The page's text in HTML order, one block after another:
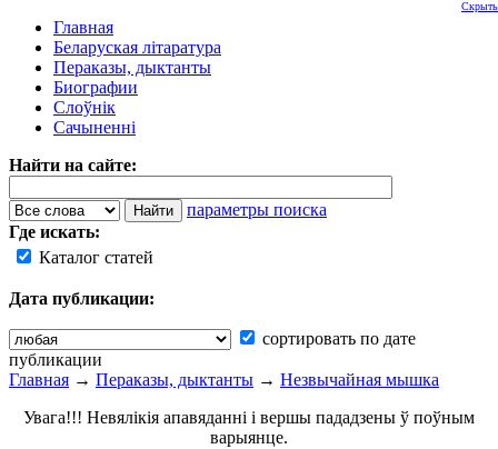
Главная
Беларуская літаратура
Пераказы, дыктанты
Биографии
Слоўнік
Сачыненні
Найти на сайте:
параметры поиска
Где искать:
Каталог статей
Дата публикации:
сортировать по дате
публикации
Скрыть
Главная → Пераказы, дыктанты → Незвычайная мышка
Увага!!! Невялікія апавяданні і вершы пададзены ў поўным
варыянце.